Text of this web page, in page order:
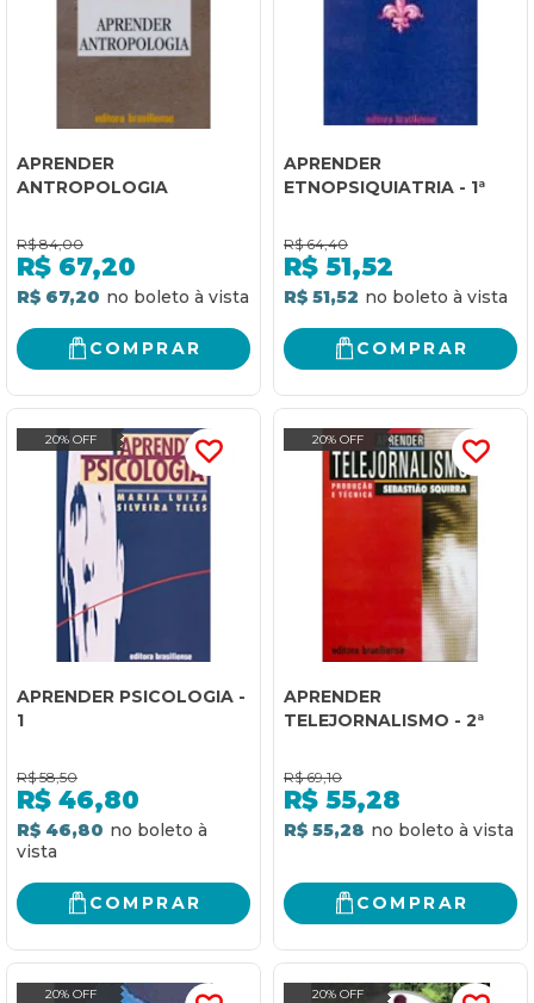
APRENDER
ANTROPOLOGIA
R$ 84,00
R$ 67,20
R$ 67,20
COMPRAR
APRENDER
ETNOPSIQUIATRIA - 1ª
R$ 64,40
R$ 51,52
R$ 51,52
COMPRAR
20% OFF
APRENDER PSICOLOGIA -
1
R$ 58,50
R$ 46,80
R$ 46,80
COMPRAR
20% OFF
APRENDER
TELEJORNALISMO - 2ª
R$ 69,10
R$ 55,28
R$ 55,28
COMPRAR
20% OFF 20% OFF